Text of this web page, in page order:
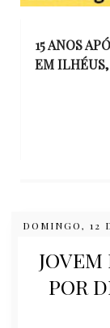
15 ANOS
EM ILHÉUS,
DOMINGO, 12
POR